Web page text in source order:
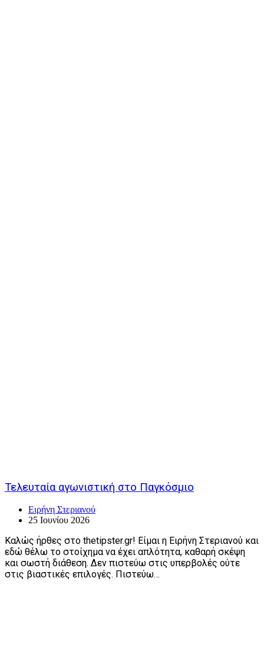
Τελευταία αγωνιστική στο Παγκόσμιο
Ειρήνη Στεριανού
25 Ιουνίου 2026
Καλώς ήρθες στο thetipster.gr! Είμαι η Ειρήνη Στεριανού και
εδώ θέλω το στοίχημα να έχει απλότητα, καθαρή σκέψη
και σωστή διάθεση. Δεν πιστεύω στις υπερβολές ούτε
στις βιαστικές επιλογές. Πιστεύω…